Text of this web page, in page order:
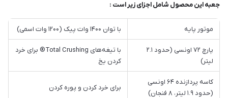
جعبه این محصول شامل اجزای زیر است :
موتور پایه با توان ۱۴۰۰ وات پیک (۱۲۰۰ وات اسمی)
پارچ ۷۲ اونسی (حدود ۲.۱
لیتر)
با تیغه‌های Total Crushing® برای خرد
کردن یخ
کاسه پردازنده ۶۴ اونسی
(حدود ۱.۹ لیتر، ۸ فنجان)
برای خرد کردن و پوره کردن